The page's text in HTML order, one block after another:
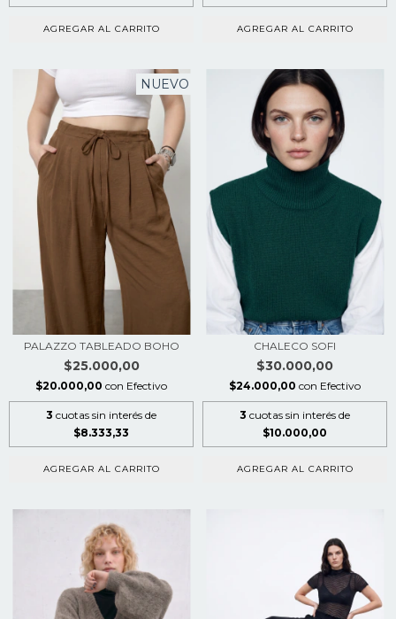
AGREGAR AL CARRITO AGREGAR AL CARRITO
NUEVO
PALAZZO TABLEADO BOHO
$25.000,00
$20.000,00 con Efectivo
3 cuotas sin interés de
$8.333,33
AGREGAR AL CARRITO
CHALECO SOFI
$30.000,00
$24.000,00 con Efectivo
3 cuotas sin interés de
$10.000,00
AGREGAR AL CARRITO